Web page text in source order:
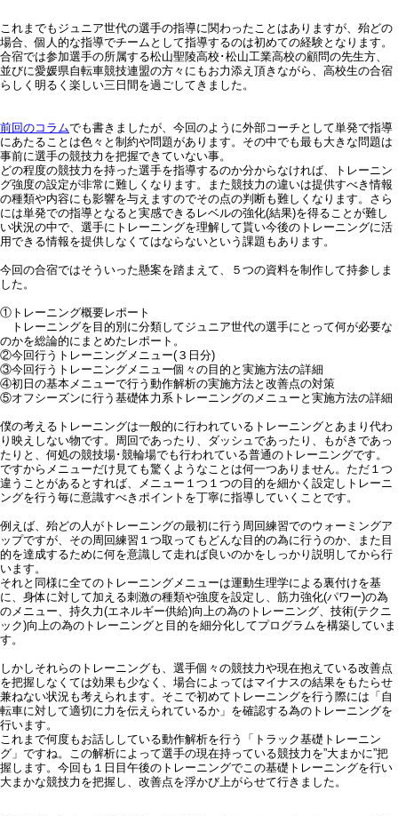
これまでもジュニア世代の選手の指導に関わったことはありますが、殆どの
場合、個人的な指導でチームとして指導するのは初めての経験となります。
合宿では参加選手の所属する松山聖陵高校･松山工業高校の顧問の先生方、
並びに愛媛県自転車競技連盟の方々にもお力添え頂きながら、高校生の合宿
らしく明るく楽しい三日間を過ごしてきました。
前回のコラムでも書きましたが、今回のように外部コーチとして単発で指導
にあたることは色々と制約や問題があります。その中でも最も大きな問題は
事前に選手の競技力を把握できていない事。
どの程度の競技力を持った選手を指導するのか分からなければ、トレーニン
グ強度の設定が非常に難しくなります。また競技力の違いは提供すべき情報
の種類や内容にも影響を与えますのでその点の判断も難しくなります。さら
には単発での指導となると実感できるレベルの強化(結果)を得ることが難し
い状況の中で、選手にトレーニングを理解して貰い今後のトレーニングに活
用できる情報を提供しなくてはならないという課題もあります。
今回の合宿ではそういった懸案を踏まえて、５つの資料を制作して持参しま
した。
①トレーニング概要レポート
トレーニングを目的別に分類してジュニア世代の選手にとって何が必要な
のかを総論的にまとめたレポート。
②今回行うトレーニングメニュー(３日分)
③今回行うトレーニングメニュー個々の目的と実施方法の詳細
④初日の基本メニューで行う動作解析の実施方法と改善点の対策
⑤オフシーズンに行う基礎体力系トレーニングのメニューと実施方法の詳細
僕の考えるトレーニングは一般的に行われているトレーニングとあまり代わ
り映えしない物です。周回であったり、ダッシュであったり、もがきであっ
たりと、何処の競技場･競輪場でも行われている普通のトレーニングです。
ですからメニューだけ見ても驚くようなことは何一つありません。ただ１つ
違うことがあるとすれば、メニュー１つ１つの目的を細かく設定しトレーニ
ングを行う毎に意識すべきポイントを丁寧に指導していくことです。
例えば、殆どの人がトレーニングの最初に行う周回練習でのウォーミングア
ップですが、その周回練習１つ取ってもどんな目的の為に行うのか、また目
的を達成するために何を意識して走れば良いのかをしっかり説明してから行
います。
それと同様に全てのトレーニングメニューは運動生理学による裏付けを基
に、身体に対して加える刺激の種類や強度を設定し、筋力強化(パワー)の為
のメニュー、持久力(エネルギー供給)向上の為のトレーニング、技術(テクニ
ック)向上の為のトレーニングと目的を細分化してプログラムを構築していま
す。
しかしそれらのトレーニングも、選手個々の競技力や現在抱えている改善点
を把握しなくては効果も少なく、場合によってはマイナスの結果をもたらせ
兼ねない状況も考えられます。そこで初めてトレーニングを行う際には「自
転車に対して適切に力を伝えられているか」を確認する為のトレーニングを
行います。
これまで何度もお話ししている動作解析を行う「トラック基礎トレーニン
グ」ですね。この解析によって選手の現在持っている競技力を”大まかに”把
握します。今回も１日目午後のトレーニングでこの基礎トレーニングを行い
大まかな競技力を把握し、改善点を浮かび上がらせて行きました。